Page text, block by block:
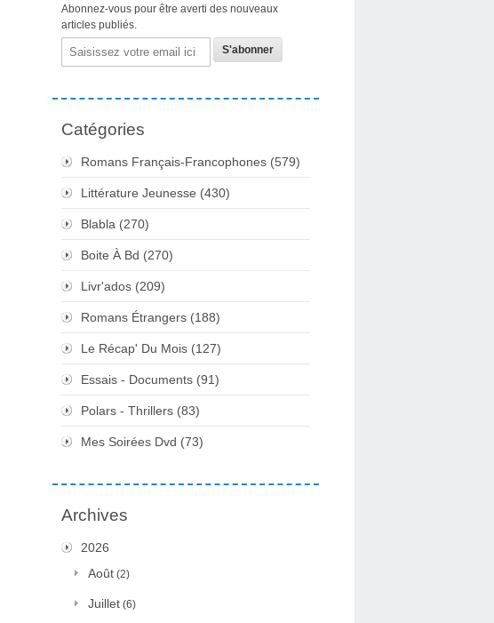
Abonnez-vous pour être averti des nouveaux
articles publiés.
Email
Catégories
Romans Français-Francophones (579)
Littérature Jeunesse (430)
Blabla (270)
Boite À Bd (270)
Livr'ados (209)
Romans Étrangers (188)
Le Récap' Du Mois (127)
Essais - Documents (91)
Polars - Thrillers (83)
Mes Soirées Dvd (73)
Archives
2026
Août (2)
Juillet (6)